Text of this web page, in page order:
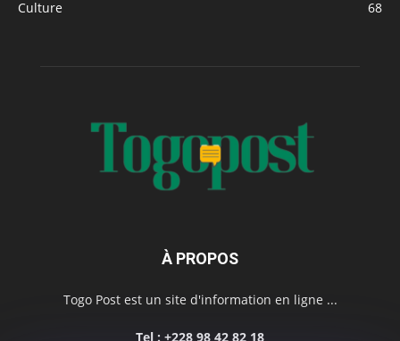
Culture
68
À PROPOS
Togo Post est un site d'information en ligne ...
Tel : +228 98 42 82 18